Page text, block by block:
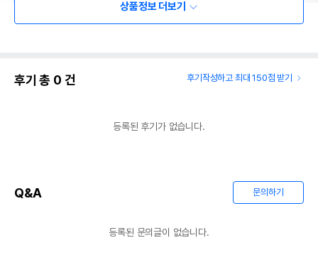
상품정보 더보기
후기 총 0 건 후기작성하고 최대 150점 받기
등록된 후기가 없습니다.
Q&A 문의하기
등록된 문의글이 없습니다.